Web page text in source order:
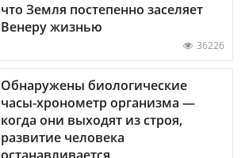
что Земля постепенно заселяет
Венеру жизнью
36226
Обнаружены биологические
часы-хронометр организма —
когда они выходят из строя,
развитие человека